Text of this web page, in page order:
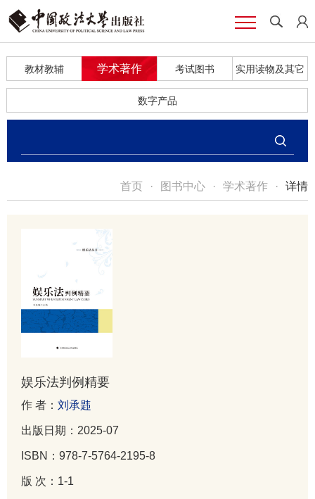
教材教辅 学术著作 考试图书 实用读物及其它
数字产品
首页 · 图书中心 · 学术著作 · 详情
娱乐法判例精要
作 者： 刘承韪
出版日期：2025-07
ISBN：978-7-5764-2195-8
版 次：1-1